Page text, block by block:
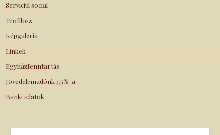
Serviciul social
Teofilosz
Képgaléria
Linkek
Egyházfenntartás
Jövedelemadónk 3,5%-a
Banki adatok